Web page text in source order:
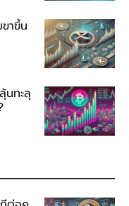
าขึ้น
นทะลุ